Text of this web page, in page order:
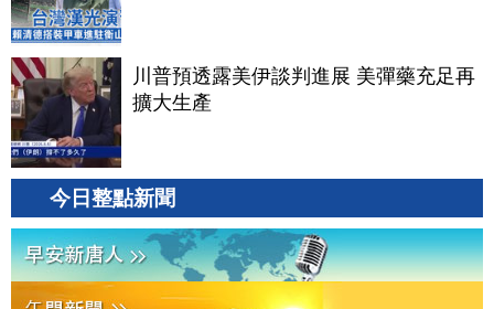
川普預透露美伊談判進展 美彈藥充足再
擴大生產
今日整點新聞